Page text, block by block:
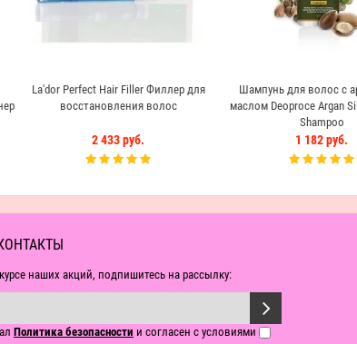
La'dor Perfect Hair Filler Филлер для
восстановления волос
2 433 руб.
Шампунь для волос с
маслом Deoproce Argan
Shampoo
1 182 руб.
наших акций, подпишитесь на рассылку:
Политика безопасности и согласен с условиями